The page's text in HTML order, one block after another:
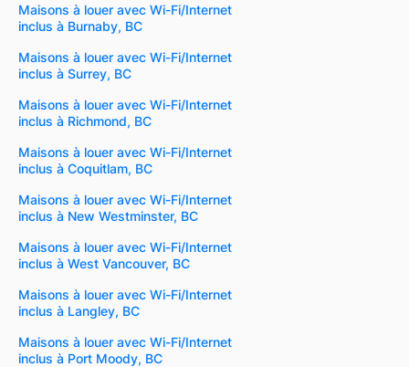
Maisons à louer avec Wi-Fi/Internet
inclus à Burnaby, BC
Maisons à louer avec Wi-Fi/Internet
inclus à Surrey, BC
Maisons à louer avec Wi-Fi/Internet
inclus à Richmond, BC
Maisons à louer avec Wi-Fi/Internet
inclus à Coquitlam, BC
Maisons à louer avec Wi-Fi/Internet
inclus à New Westminster, BC
Maisons à louer avec Wi-Fi/Internet
inclus à West Vancouver, BC
Maisons à louer avec Wi-Fi/Internet
inclus à Langley, BC
Maisons à louer avec Wi-Fi/Internet
inclus à Port Moody, BC